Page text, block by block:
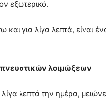
εξωτερικό.
και για λίγα λεπτά, είναι
λοιμώξεων
λεπτά την ημέρα,